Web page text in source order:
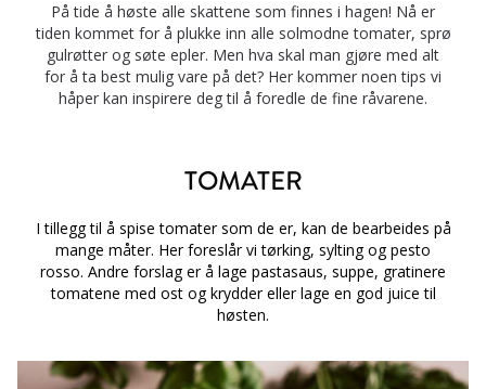
På tide å høste alle skattene som finnes i hagen! Nå er
tiden kommet for å plukke inn alle solmodne tomater, sprø
gulrøtter og søte epler. Men hva skal man gjøre med alt
for å ta best mulig vare på det? Her kommer noen tips vi
håper kan inspirere deg til å foredle de fine råvarene.
TOMATER
I tillegg til å spise tomater som de er, kan de bearbeides på
mange måter. Her foreslår vi tørking, sylting og pesto
rosso. Andre forslag er å lage pastasaus, suppe, gratinere
tomatene med ost og krydder eller lage en god juice til
høsten.